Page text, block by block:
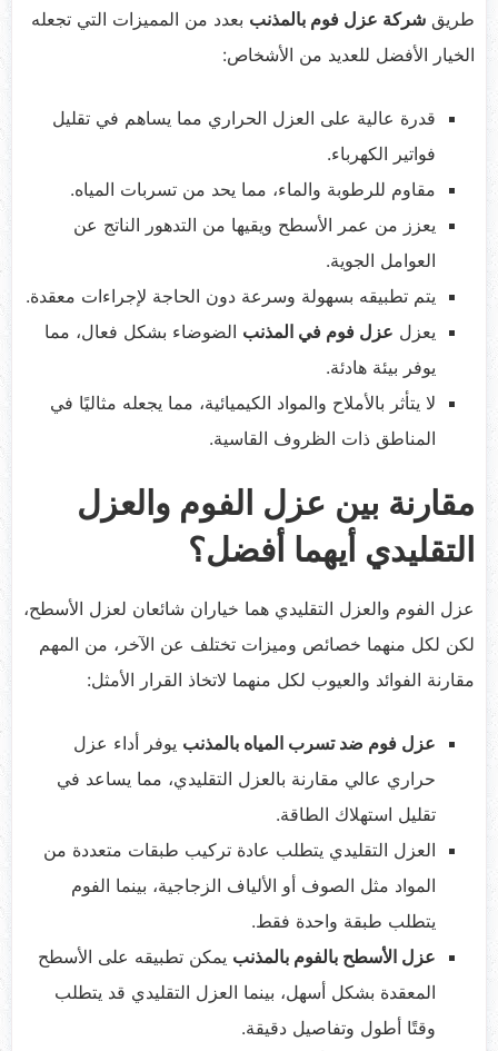
طريق شركة عزل فوم بالمذنب بعدد من المميزات التي تجعله
الخيار الأفضل للعديد من الأشخاص:
قدرة عالية على العزل الحراري مما يساهم في تقليل
فواتير الكهرباء.
مقاوم للرطوبة والماء، مما يحد من تسربات المياه.
يعزز من عمر الأسطح ويقيها من التدهور الناتج عن
العوامل الجوية.
يتم تطبيقه بسهولة وسرعة دون الحاجة لإجراءات معقدة.
يعزل عزل فوم في المذنب الضوضاء بشكل فعال، مما
يوفر بيئة هادئة.
لا يتأثر بالأملاح والمواد الكيميائية، مما يجعله مثاليًا في
المناطق ذات الظروف القاسية.
مقارنة بين عزل الفوم والعزل
التقليدي أيهما أفضل؟
عزل الفوم والعزل التقليدي هما خياران شائعان لعزل الأسطح،
لكن لكل منهما خصائص وميزات تختلف عن الآخر، من المهم
مقارنة الفوائد والعيوب لكل منهما لاتخاذ القرار الأمثل:
عزل فوم ضد تسرب المياه بالمذنب يوفر أداء عزل
حراري عالي مقارنة بالعزل التقليدي، مما يساعد في
تقليل استهلاك الطاقة.
العزل التقليدي يتطلب عادة تركيب طبقات متعددة من
المواد مثل الصوف أو الألياف الزجاجية، بينما الفوم
يتطلب طبقة واحدة فقط.
عزل الأسطح بالفوم بالمذنب يمكن تطبيقه على الأسطح
المعقدة بشكل أسهل، بينما العزل التقليدي قد يتطلب
وقتًا أطول وتفاصيل دقيقة.